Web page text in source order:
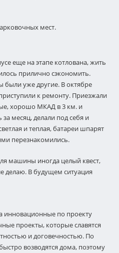
мест.
еще на этапе котлована, жить
прилично сэкономить.
были уже другие. В октябре
к ремонту. Приезжали
хорошо МКАД в 3 км. и
месяц, делали под себя и
и теплая, батареи шпарят
перезнакомились.
машины иногда целый квест,
делаю. В будущем ситуация
инновационные по проекту
проекты, которые славятся
и договечностью. По
возводятся дома, поэтому